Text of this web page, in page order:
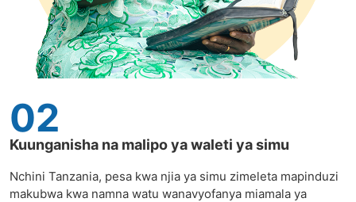
02
Kuunganisha na malipo ya waleti ya simu
Nchini Tanzania, pesa kwa njia ya simu zimeleta mapinduzi
makubwa kwa namna watu wanavyofanya miamala ya